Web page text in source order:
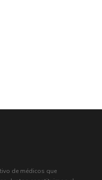
de médicos que